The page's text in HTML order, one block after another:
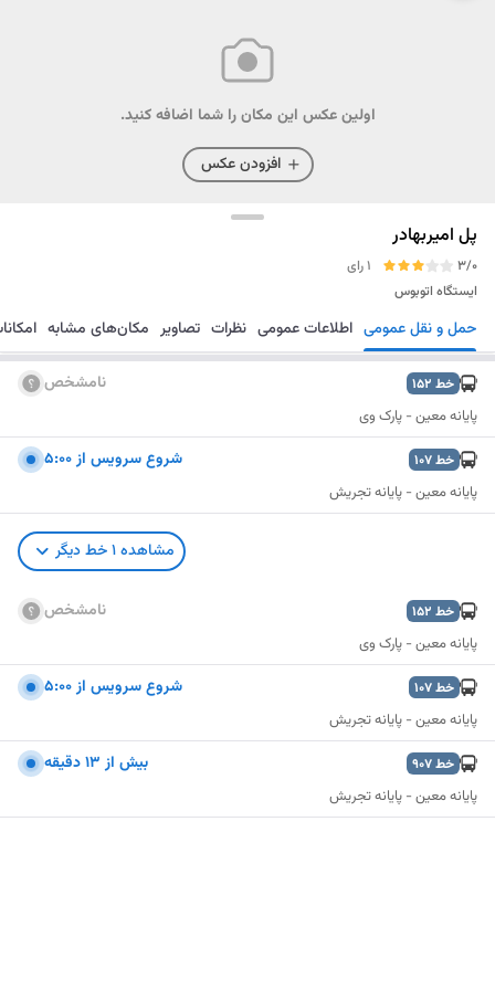
اولین عکس این مکان را شما اضافه کنید.
افزودن عکس
پل امیربهادر
3/0
1 رای
ایستگاه اتوبوس
مسیریابی ذخیره ارسال حمل و نقل عمومی اطلاعات عمومی نظرات تصاویر مکان‌های مشابه
خط 152 نامشخص
پایانه معین - پارک وی
خط107 شروع سرويس از 5:00
پایانه معین - پایانه تجریش
مشاهده1خط دیگر
خط 152 نامشخص
پایانه معین - پارک وی
خط107 شروع سرويس از 5:00
پایانه معین - پایانه تجریش
خط907 بيش از 13 دقيقه
پایانه معین - پایانه تجریش